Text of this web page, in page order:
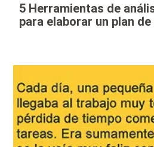
5 Herramientas de
para elaborar un plan